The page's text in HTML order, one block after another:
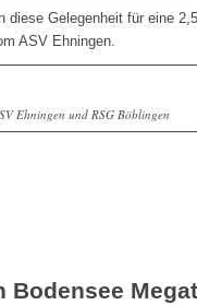
Gelegenheit für eine
ASV Ehningen.
Ehningen und RSG Böblingen
Bodensee